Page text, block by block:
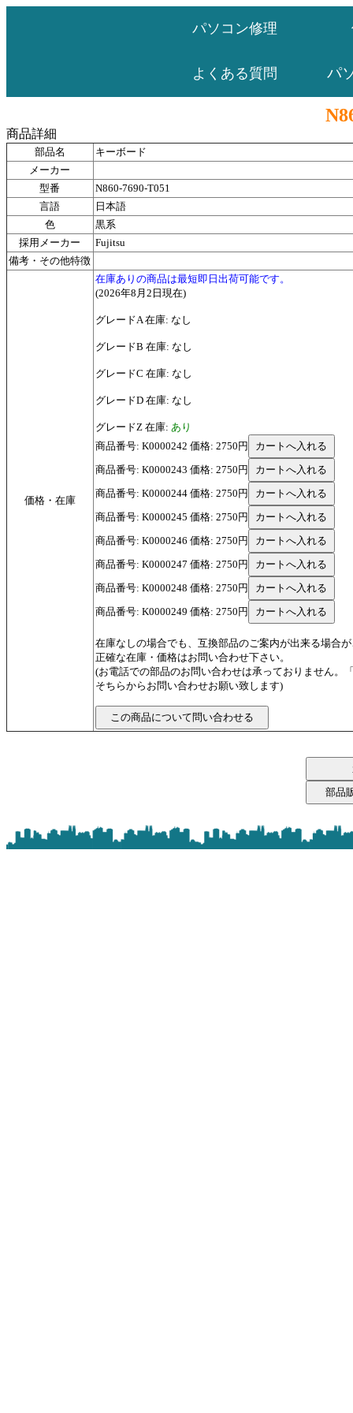
パソコン修理
よくある質問 パ
商品詳細
部品名
キーボード
メーカー
型番
N860-7690-T051
言語
日本語
色
黒系
採用メーカー
Fujitsu
備考・その他特徴
価格・在庫
在庫ありの商品は最短即日出荷可能です。
(2026年8月2日現在)
グレードA 在庫: なし
グレードB 在庫: なし
グレードC 在庫: なし
グレードD 在庫: なし
グレードZ 在庫: あり
商品番号: K0000242 価格: 2750円
商品番号: K0000243 価格: 2750円
商品番号: K0000244 価格: 2750円
商品番号: K0000245 価格: 2750円
商品番号: K0000246 価格: 2750円
商品番号: K0000247 価格: 2750円
商品番号: K0000248 価格: 2750円
商品番号: K0000249 価格: 2750円
在庫なしの場合でも、互換部品のご案内が出来る場合
正確な在庫・価格はお問い合わせ下さい。
(お電話での部品のお問い合わせは承っておりません。
そちらからお問い合わせお願い致します)